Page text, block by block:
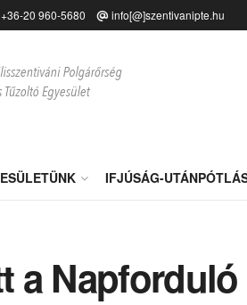
+36-20 960-5680 info[@]szentivanipte.hu
IFJÚSÁG-
a